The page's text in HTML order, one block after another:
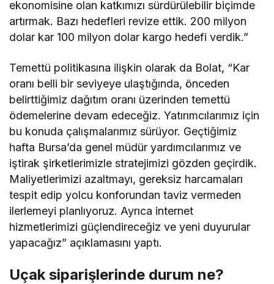
ekonomisine olan katkımızı sürdürülebilir biçimde
artırmak. Bazı hedefleri revize ettik. 200 milyon
dolar kar 100 milyon dolar kargo hedefi verdik.”
Temettü politikasına ilişkin olarak da Bolat, “Kar
oranı belli bir seviyeye ulaştığında, önceden
belirttiğimiz dağıtım oranı üzerinden temettü
ödemelerine devam edeceğiz. Yatırımcılarımız için
bu konuda çalışmalarımız sürüyor. Geçtiğimiz
hafta Bursa’da genel müdür yardımcılarımız ve
iştirak şirketlerimizle stratejimizi gözden geçirdik.
Maliyetlerimizi azaltmayı, gereksiz harcamaları
tespit edip yolcu konforundan taviz vermeden
ilerlemeyi planlıyoruz. Ayrıca internet
hizmetlerimizi güçlendireceğiz ve yeni duyurular
yapacağız” açıklamasını yaptı.
Uçak siparişlerinde durum ne?